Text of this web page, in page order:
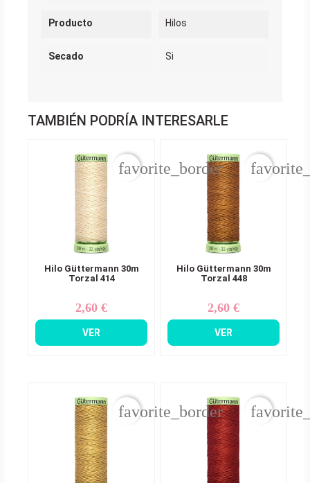
Producto Hilos
Secado Si
TAMBIÉN PODRÍA INTERESARLE
Hilo Güttermann 30m
Torzal 414
Precio
2,60 €
VER
favorite_border
Hilo Güttermann 30m
Torzal 448
Precio
2,60 €
VER
favorite_border